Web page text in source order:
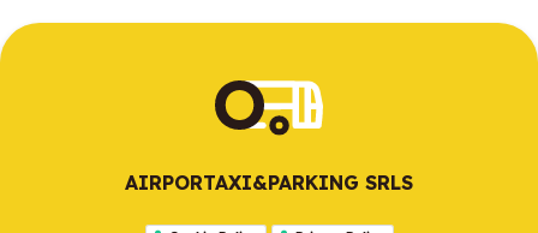
AIRPORTAXI&PARKING SRLS